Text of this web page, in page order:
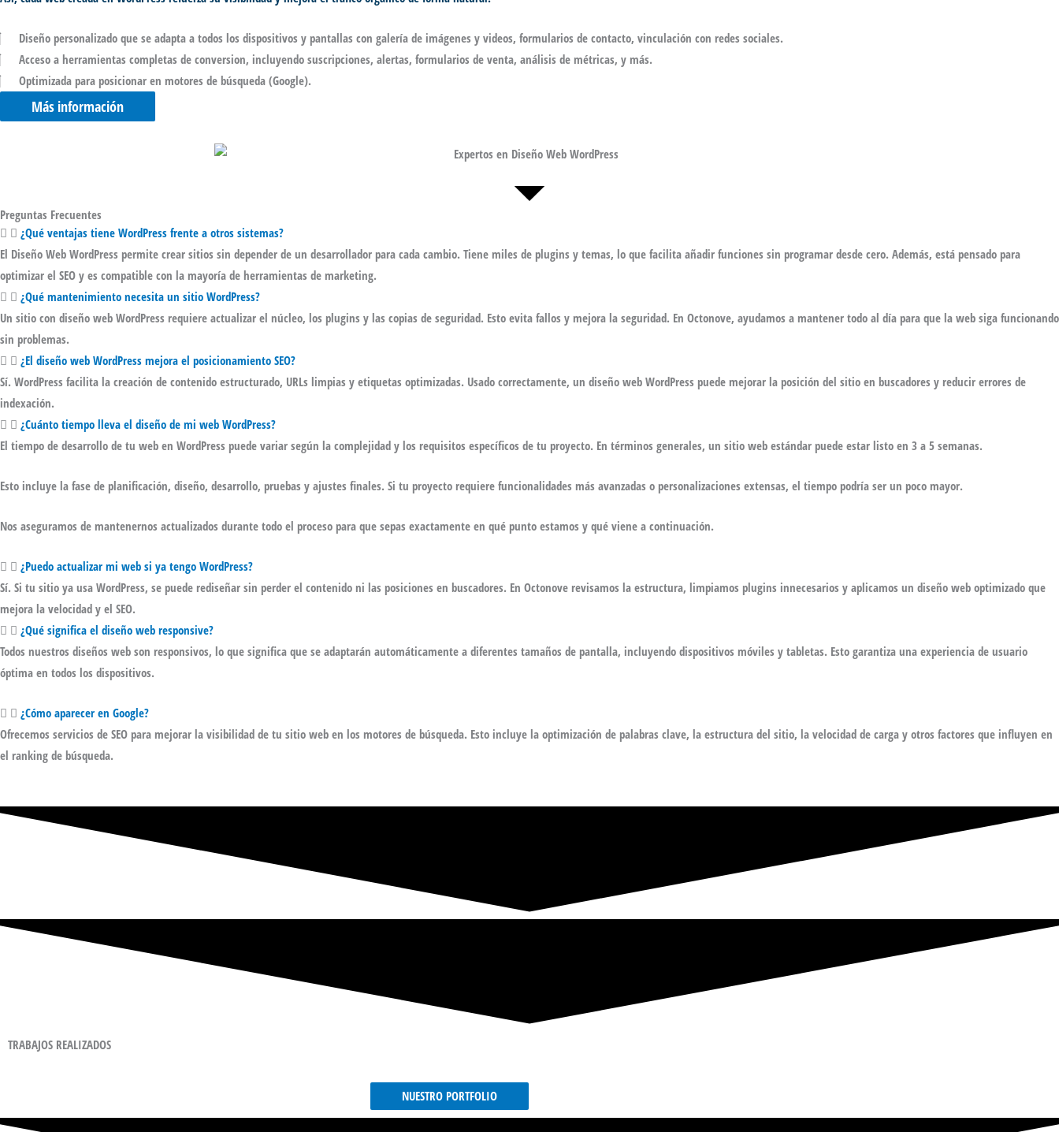
Diseño personalizado que se adapta a todos los dispositivos y pantallas con galería de imágenes y videos, formularios de contacto, vinculación con redes sociales.
Acceso a herramientas completas de conversion, incluyendo suscripciones, alertas, formularios de venta, análisis de métricas, y más.
Optimizada para posicionar en motores de búsqueda (Google).
Más información
Preguntas Frecuentes
¿Qué ventajas tiene WordPress frente a otros sistemas?
El Diseño Web WordPress permite crear sitios sin depender de un desarrollador para cada cambio. Tiene miles de plugins y temas, lo que facilita añadir funciones sin programar desde cero. Además, está pensado para
optimizar el SEO y es compatible con la mayoría de herramientas de marketing.
¿Qué mantenimiento necesita un sitio WordPress?
Un sitio con diseño web WordPress requiere actualizar el núcleo, los plugins y las copias de seguridad. Esto evita fallos y mejora la seguridad. En Octonove, ayudamos a mantener todo al día para que la web siga funcionando
sin problemas.
¿El diseño web WordPress mejora el posicionamiento SEO?
Sí. WordPress facilita la creación de contenido estructurado, URLs limpias y etiquetas optimizadas. Usado correctamente, un diseño web WordPress puede mejorar la posición del sitio en buscadores y reducir errores de
indexación.
¿Cuánto tiempo lleva el diseño de mi web WordPress?
El tiempo de desarrollo de tu web en WordPress puede variar según la complejidad y los requisitos específicos de tu proyecto. En términos generales, un sitio web estándar puede estar listo en 3 a 5 semanas.
Esto incluye la fase de planificación, diseño, desarrollo, pruebas y ajustes finales. Si tu proyecto requiere funcionalidades más avanzadas o personalizaciones extensas, el tiempo podría ser un poco mayor.
Nos aseguramos de mantenernos actualizados durante todo el proceso para que sepas exactamente en qué punto estamos y qué viene a continuación.
¿Puedo actualizar mi web si ya tengo WordPress?
Sí. Si tu sitio ya usa WordPress, se puede rediseñar sin perder el contenido ni las posiciones en buscadores. En Octonove revisamos la estructura, limpiamos plugins innecesarios y aplicamos un diseño web optimizado que
mejora la velocidad y el SEO.
¿Qué significa el diseño web responsive?
Todos nuestros diseños web son responsivos, lo que significa que se adaptarán automáticamente a diferentes tamaños de pantalla, incluyendo dispositivos móviles y tabletas. Esto garantiza una experiencia de usuario
óptima en todos los dispositivos.
¿Cómo aparecer en Google?
Ofrecemos servicios de SEO para mejorar la visibilidad de tu sitio web en los motores de búsqueda. Esto incluye la optimización de palabras clave, la estructura del sitio, la velocidad de carga y otros factores que influyen en
el ranking de búsqueda.
TRABAJOS REALIZADOS
NUESTRO PORTFOLIO